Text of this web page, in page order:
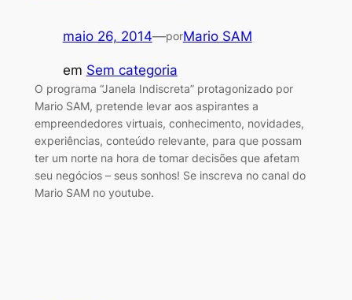
maio 26, 2014—porMario SAM
em Sem categoria
O programa “Janela Indiscreta” protagonizado por
Mario SAM, pretende levar aos aspirantes a
empreendedores virtuais, conhecimento, novidades,
experiências, conteúdo relevante, para que possam
ter um norte na hora de tomar decisões que afetam
seu negócios – seus sonhos! Se inscreva no canal do
Mario SAM no youtube.